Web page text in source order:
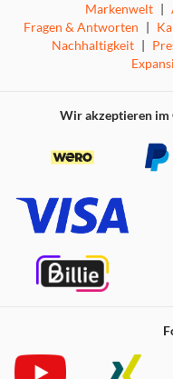
Markenwelt |
Fragen & Antworten |
Nachhaltigkeit |
Wir akzeptieren im